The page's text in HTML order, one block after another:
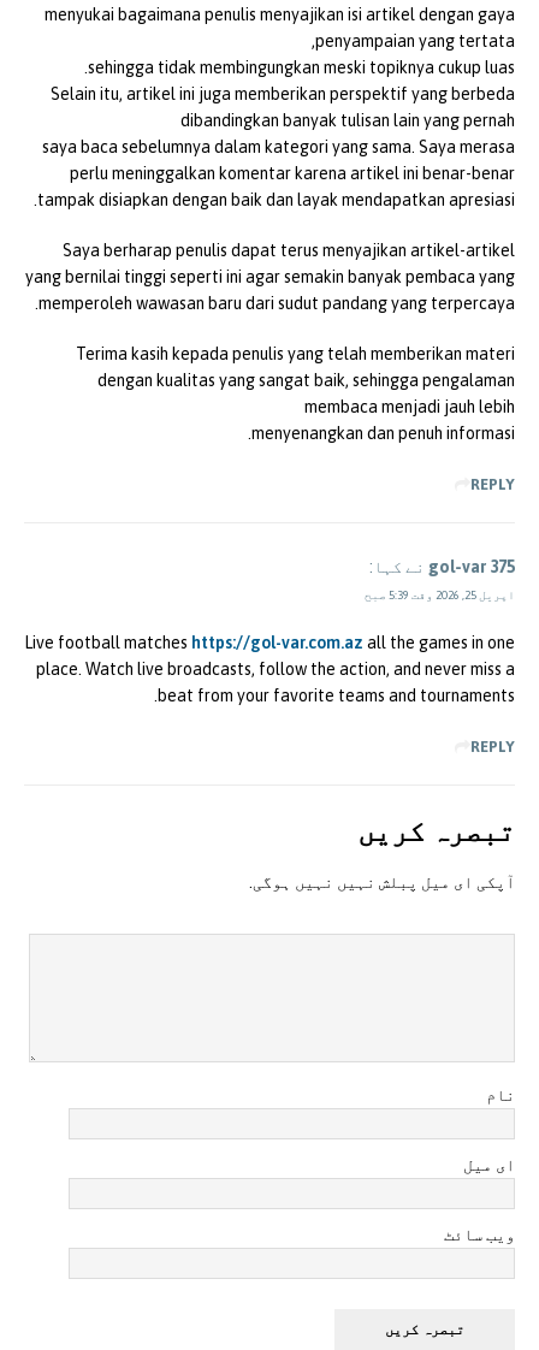
menyukai bagaimana penulis menyajikan isi artikel dengan gaya
penyampaian yang tertata,
sehingga tidak membingungkan meski topiknya cukup luas.
Selain itu, artikel ini juga memberikan perspektif yang berbeda
dibandingkan banyak tulisan lain yang pernah
saya baca sebelumnya dalam kategori yang sama. Saya merasa
perlu meninggalkan komentar karena artikel ini benar-benar
tampak disiapkan dengan baik dan layak mendapatkan apresiasi.
Saya berharap penulis dapat terus menyajikan artikel-artikel
yang bernilai tinggi seperti ini agar semakin banyak pembaca yang
memperoleh wawasan baru dari sudut pandang yang terpercaya.
Terima kasih kepada penulis yang telah memberikan materi
dengan kualitas yang sangat baik, sehingga pengalaman
membaca menjadi jauh lebih
menyenangkan dan penuh informasi.
REPLY
gol-var 375 نے کہا:
اپریل 25, 2026 وقت 5:39 صبح
Live football matches https://gol-var.com.az all the games in one
place. Watch live broadcasts, follow the action, and never miss a
beat from your favorite teams and tournaments.
REPLY
تبصرہ کريں
آپکی ای ميل پبلش نہيں نہيں ہوگی.
نام
ای میل
ویب سائٹ